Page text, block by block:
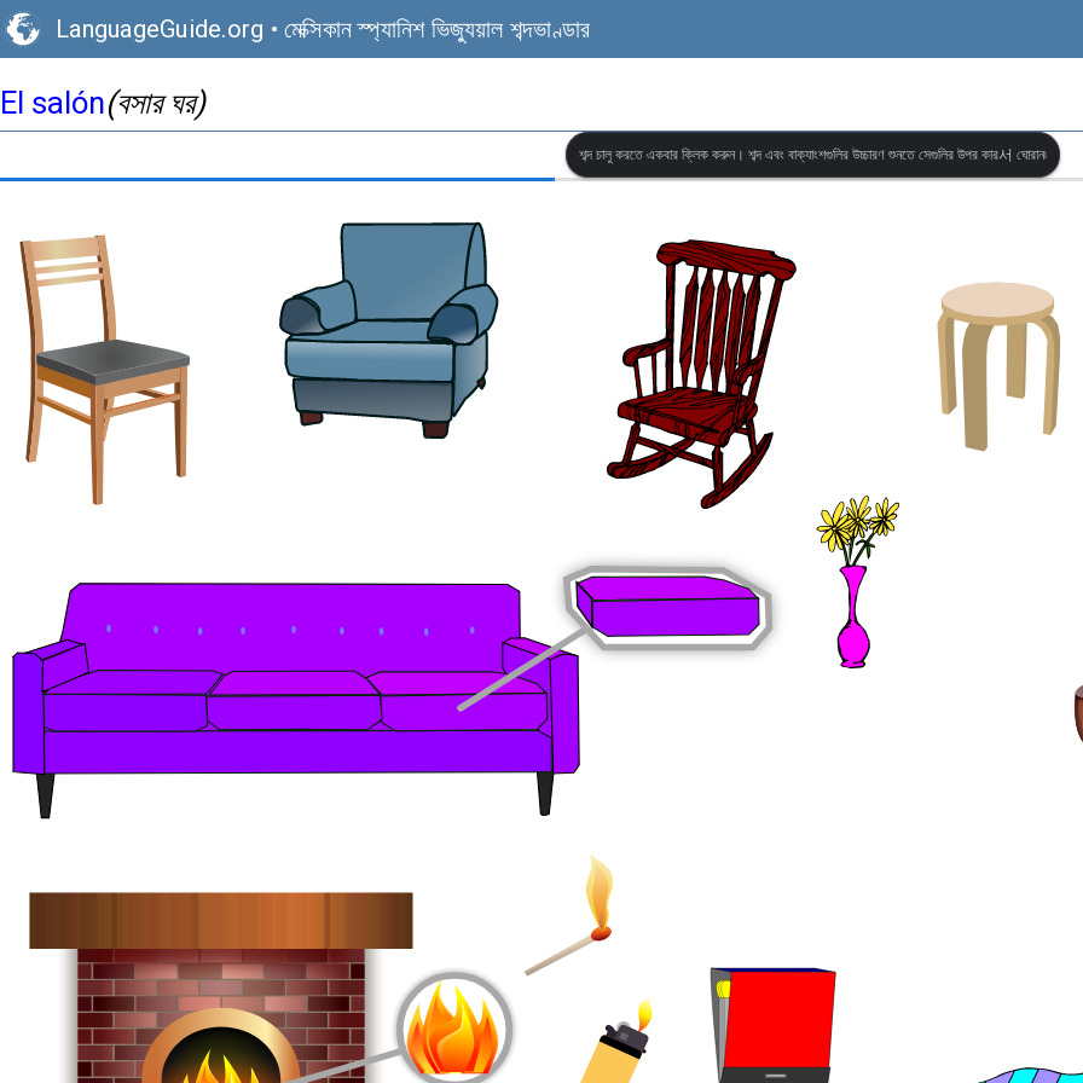
LanguageGuide.org • মেক্সিকান স্প্যানিশ ভিজ্যুয়াল শব্দভাণ্ডার
El salón(বসার ঘর)
শব্দ চালু করতে একবার ক্লিক করুন। শব্দ এবং বাক্যাংশগুলির উচ্চারণ শুনতে সেগুলির উপর কার서 ঘোরান৷